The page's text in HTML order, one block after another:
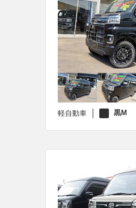
軽自動車 黒M